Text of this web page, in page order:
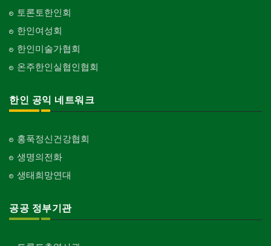
토론토한인회
한인여성회
한인미술가협회
온주한인실협인협회
한인 공익 네트워크
홍푹정신건강협회
생명의전화
생태희망연대
공공 정부기관